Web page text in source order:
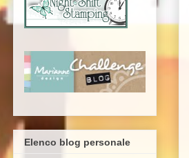
Elenco blog personale